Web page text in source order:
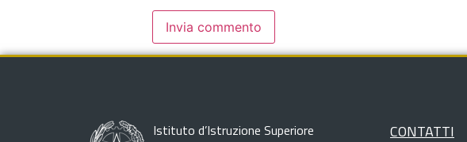
Istituto d’Istruzione Superiore
CONTATTI